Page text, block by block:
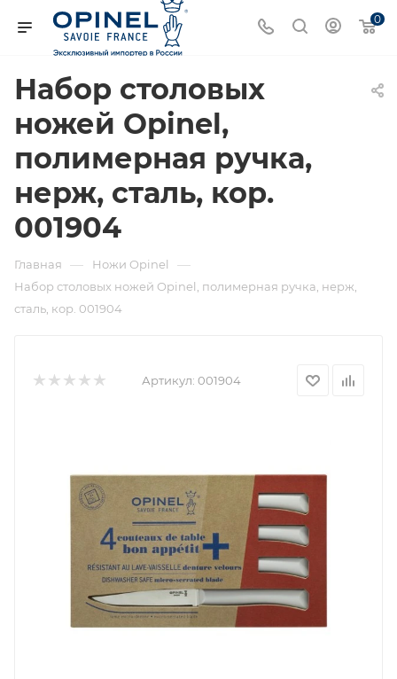
0
Набор столовых
ножей Opinel,
полимерная ручка,
нерж, сталь, кор.
001904
Главная — Ножи Opinel —
Набор столовых ножей Opinel, полимерная ручка, нерж,
сталь, кор. 001904
Артикул: 001904